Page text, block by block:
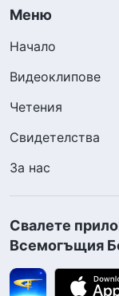
Меню
Начало
Видеоклипове
Четения
Свидетелства
За нас
Свалете
Всемогъщия